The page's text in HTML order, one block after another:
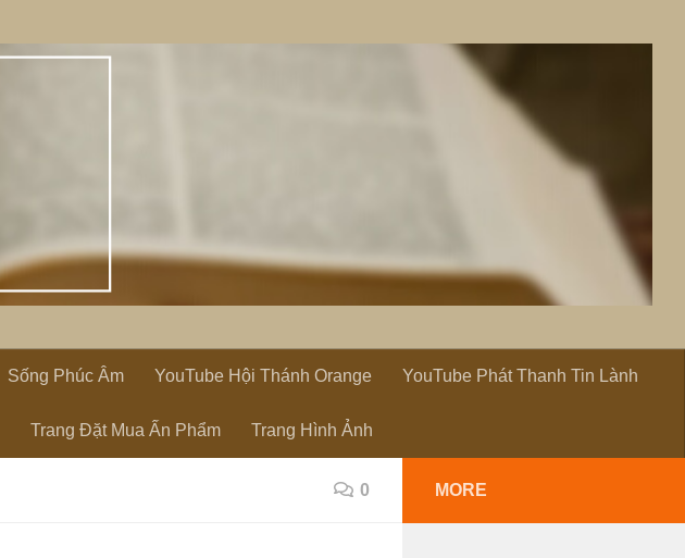
Sống Phúc Âm YouTube Hội Thánh Orange YouTube Phát Thanh Tin Lành
Trang Đặt Mua Ấn Phẩm Trang Hình Ảnh
0 MORE